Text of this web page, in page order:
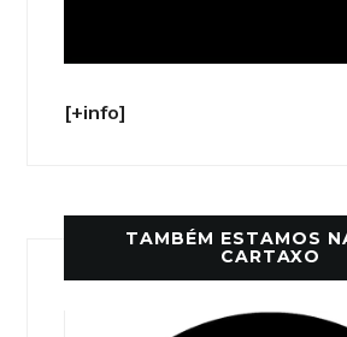
[+info]
TAMBÉM ESTAMOS
CARTAXO